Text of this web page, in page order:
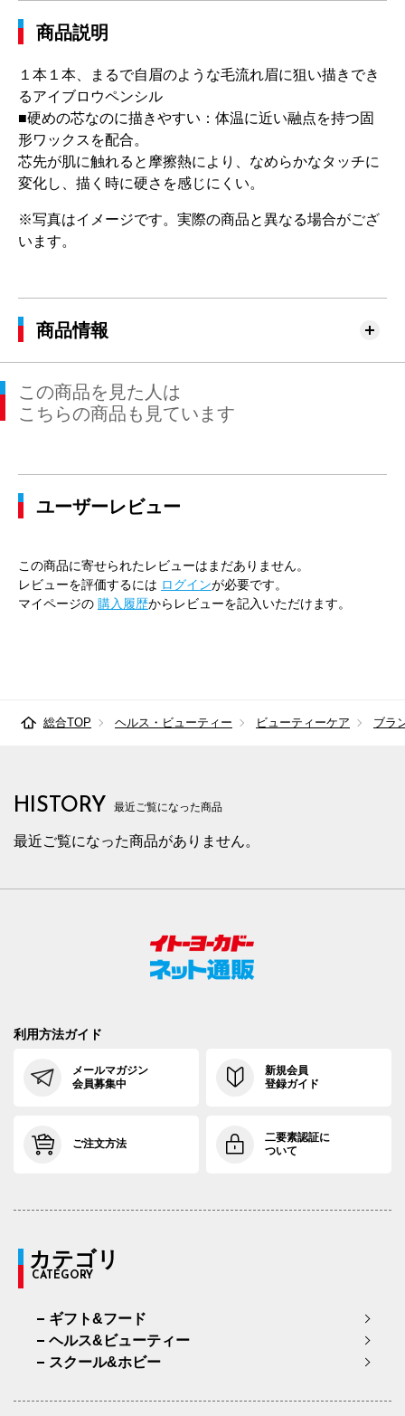
商品説明
１本１本、まるで自眉のような毛流れ眉に狙い描きでき
るアイブロウペンシル
■硬めの芯なのに描きやすい：体温に近い融点を持つ固
形ワックスを配合。
芯先が肌に触れると摩擦熱により、なめらかなタッチに
変化し、描く時に硬さを感じにくい。
※写真はイメージです。実際の商品と異なる場合がござ
います。
商品情報
この商品を見た人は
こちらの商品も見ています
ユーザーレビュー
この商品に寄せられたレビューはまだありません。
レビューを評価するには ログインが必要です。
マイページの 購入履歴からレビューを記入いただけます。
総合TOP ヘルス・ビューティー ビューティーケア ブラ
HISTORY 最近ご覧になった商品
最近ご覧になった商品がありません。
利用方法ガイド
メールマガジン
会員募集中
新規会員
登録ガイド
ご注文方法
二要素認証に
ついて
カテゴリ
CATEGORY
ギフト&フード
ヘルス&ビューティー
スクール&ホビー